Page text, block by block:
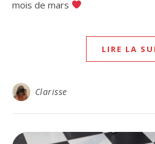
mois de mars
LIRE LA
Clarisse